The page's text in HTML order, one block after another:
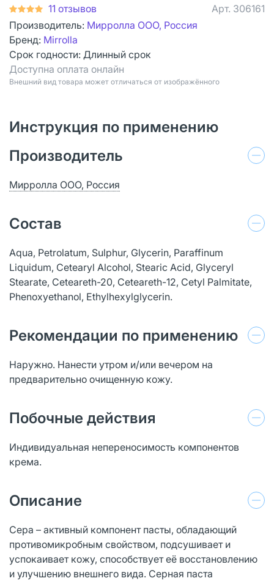
11 отзывов Арт. 306161
Производитель: Мирролла ООО, Россия
Бренд: Mirrolla
Срок годности: Длинный срок
Доступна оплата онлайн
Bнешний вид товара может отличаться от изображённого
Инструкция по применению
Производитель
Мирролла ООО, Россия
Состав
Aqua, Petrolatum, Sulphur, Glycerin, Paraffinum
Liquidum, Cetearyl Alcohol, Stearic Acid, Glyceryl
Stearate, Ceteareth-20, Ceteareth-12, Cetyl Palmitate,
Phenoxyethanol, Ethylhexylglycerin.
Рекомендации по применению
Наружно. Нанести утром и/или вечером на
предварительно очищенную кожу.
Побочные действия
Индивидуальная непереносимость компонентов
крема.
Описание
Сера – активный компонент пасты, обладающий
противомикробным свойством, подсушивает и
успокаивает кожу, способствует её восстановлению
и улучшению внешнего вида. Серная паста